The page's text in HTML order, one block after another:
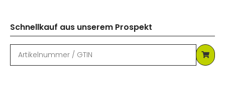
Schnellkauf aus unserem Prospekt